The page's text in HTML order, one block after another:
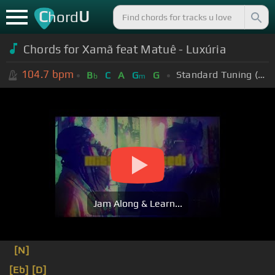
ChordU
Chords forXamã feat Matuê - Luxúria
104.7 bpm Bb C A Gm G Standard Tuning (EADGBE)
Jam Along & Learn...
[N]
[Eb] [D]